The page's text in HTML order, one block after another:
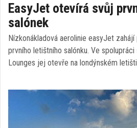
EasyJet otevírá svůj
salónek
Nízkonákladová aerolinie easyJet
prvního letištního salónku. Ve
Lounges jej otevře na londýnském